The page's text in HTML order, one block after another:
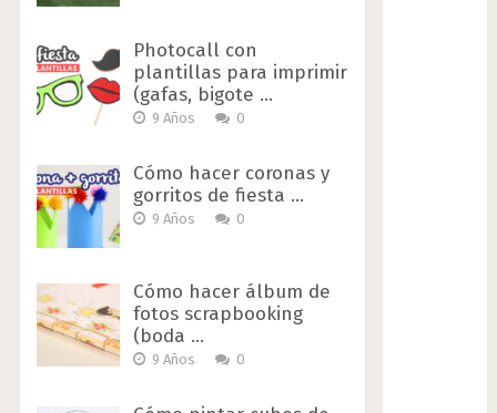
Photocall con
plantillas para imprimir
(gafas, bigote …
9 Años 0
Cómo hacer coronas y
gorritos de fiesta …
9 Años 0
Cómo hacer álbum de
fotos scrapbooking
(boda …
9 Años 0